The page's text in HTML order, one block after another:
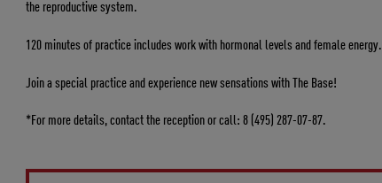
the reproductive system.
120 minutes of practice includes work with hormonal levels and female energy.
Join a special practice and experience new sensations with The Base!
*For more details, contact the reception or call: 8 (495) 287-07-87.